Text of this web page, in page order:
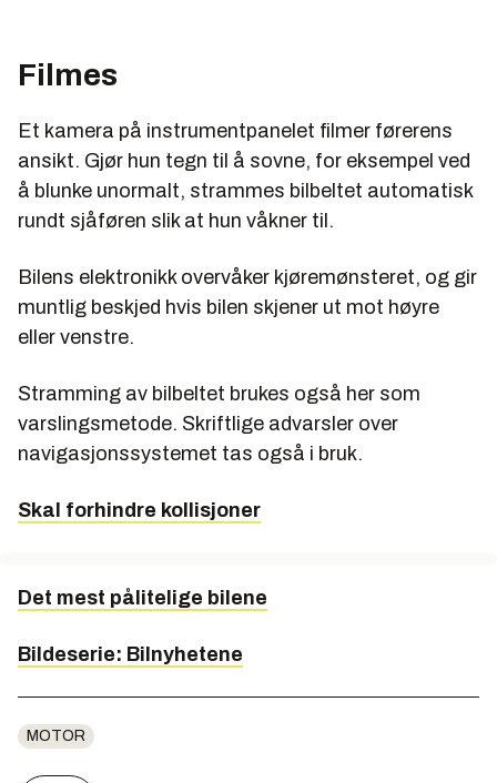
Filmes
Et kamera på instrumentpanelet filmer førerens
ansikt. Gjør hun tegn til å sovne, for eksempel ved
å blunke unormalt, strammes bilbeltet automatisk
rundt sjåføren slik at hun våkner til.
Bilens elektronikk overvåker kjøremønsteret, og gir
muntlig beskjed hvis bilen skjener ut mot høyre
eller venstre.
Stramming av bilbeltet brukes også her som
varslingsmetode. Skriftlige advarsler over
navigasjonssystemet tas også i bruk.
Skal forhindre kollisjoner
Det mest pålitelige bilene
Bildeserie: Bilnyhetene
MOTOR